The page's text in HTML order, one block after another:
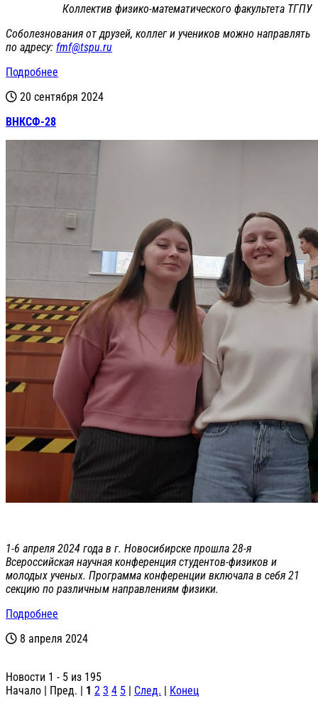
Коллектив физико-математического факультета ТГПУ
Соболезнования от друзей, коллег и учеников можно направлять
по адресу: fmf@tspu.ru
Подробнее
20 сентября 2024
ВНКСФ-28
1-6 апреля 2024 года в г. Новосибирске прошла 28-я
Всероссийская научная конференция студентов-физиков и
молодых ученых. Программа конференции включала в себя 21
секцию по различным направлениям физики.
Подробнее
8 апреля 2024
Новости 1 - 5 из 195
Начало | Пред. | 1 2 3 4 5 | След. | Конец